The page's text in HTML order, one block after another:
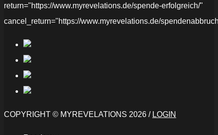
return="https://www.myrevelations.de/spende-erfolgreich/"
cancel_return="https://www.myrevelations.de/
COPYRIGHT © MYREVELATIONS 2026 / LOGIN